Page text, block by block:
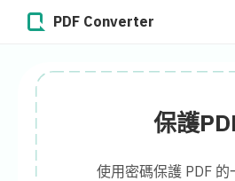
PDF Converter
保護
使用密碼保護 PDF 的